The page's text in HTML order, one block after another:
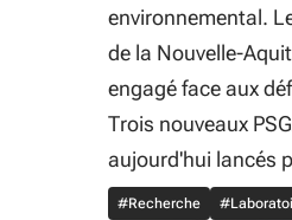
environnemental.
de la Nouvelle-
engagé face aux
Trois nouveaux
aujourd'hui lancés
#Recherche